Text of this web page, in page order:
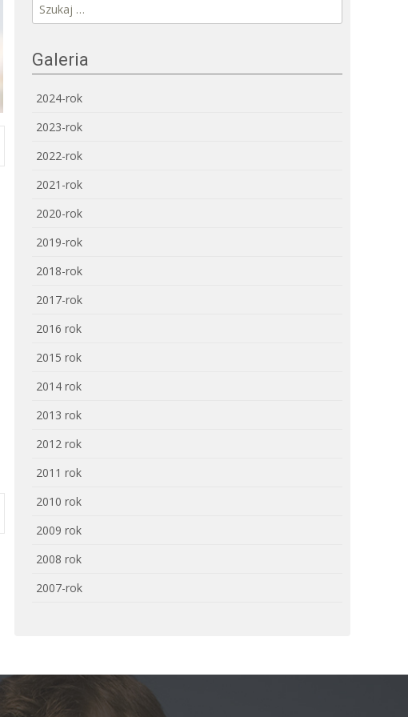
Szukaj:
Galeria
2024-rok
2023-rok
2022-rok
2021-rok
2020-rok
2019-rok
2018-rok
2017-rok
2016 rok
2015 rok
2014 rok
2013 rok
2012 rok
2011 rok
2010 rok
2009 rok
2008 rok
2007-rok